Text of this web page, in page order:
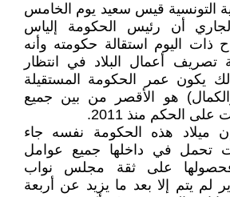
التونسية قيس سعيد يوم الخامس
أن رئيس الحكومة إلياس
ذات اليوم استقالة حكومته وأنه
تصريف أعمال البلاد في انتظار
يكون عمر الحكومة المستقيلة
والكمال) هو الأقصر من بين جميع
الحكم منذ 2011.
ميلاد هذه الحكومة نفسه جاء
تحمل في داخلها جميع عوامل
فحصولها على ثقة مجلس نواب
27 فبراير لم يتم إلا بعد ما يزيد عن أربعة